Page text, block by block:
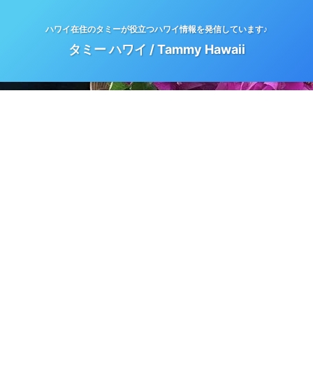
ハワイ在住のタミーが役立つハワイ情報を発信しています♪
タミー ハワイ / Tammy Hawaii